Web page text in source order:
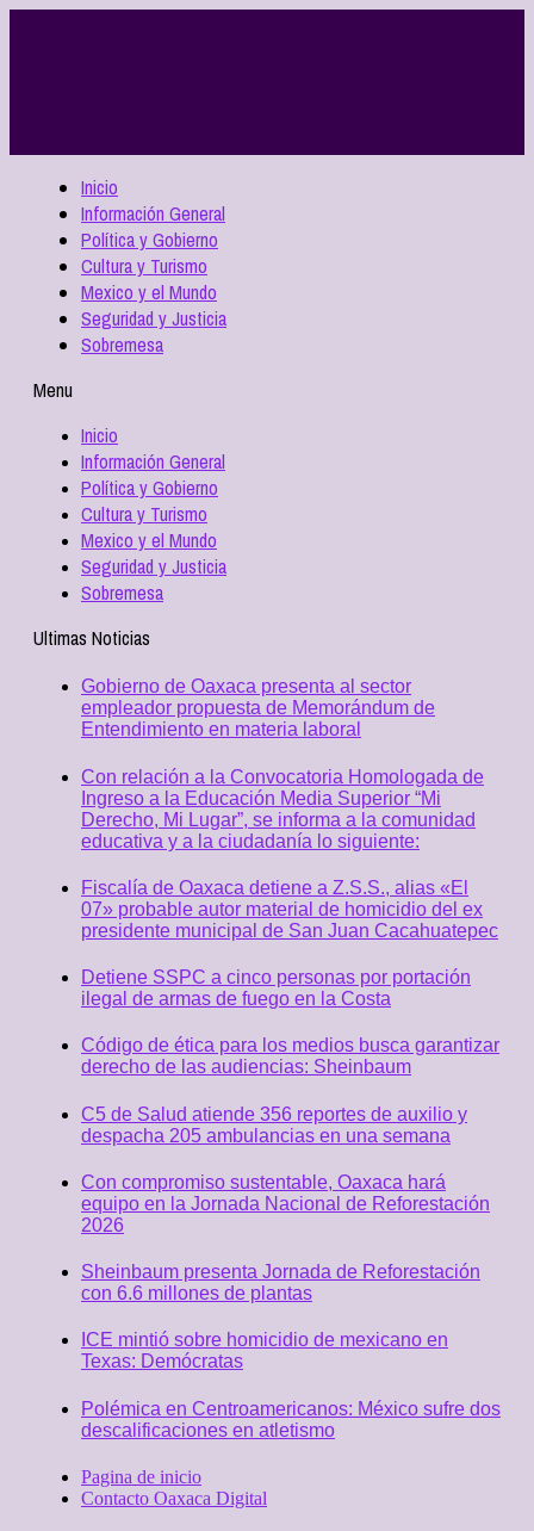
Inicio
Información General
Política y Gobierno
Cultura y Turismo
Mexico y el Mundo
Seguridad y Justicia
Sobremesa
Menu
Inicio
Información General
Política y Gobierno
Cultura y Turismo
Mexico y el Mundo
Seguridad y Justicia
Sobremesa
Ultimas Noticias
Gobierno de Oaxaca presenta al sector
empleador propuesta de Memorándum de
Entendimiento en materia laboral
Con relación a la Convocatoria Homologada de
Ingreso a la Educación Media Superior “Mi
Derecho, Mi Lugar”, se informa a la comunidad
educativa y a la ciudadanía lo siguiente:
Fiscalía de Oaxaca detiene a Z.S.S., alias «El
07» probable autor material de homicidio del ex
presidente municipal de San Juan Cacahuatepec
Detiene SSPC a cinco personas por portación
ilegal de armas de fuego en la Costa
Código de ética para los medios busca garantizar
derecho de las audiencias: Sheinbaum
C5 de Salud atiende 356 reportes de auxilio y
despacha 205 ambulancias en una semana
Con compromiso sustentable, Oaxaca hará
equipo en la Jornada Nacional de Reforestación
2026
Sheinbaum presenta Jornada de Reforestación
con 6.6 millones de plantas
ICE mintió sobre homicidio de mexicano en
Texas: Demócratas
Polémica en Centroamericanos: México sufre dos
descalificaciones en atletismo
Pagina de inicio
Contacto Oaxaca Digital